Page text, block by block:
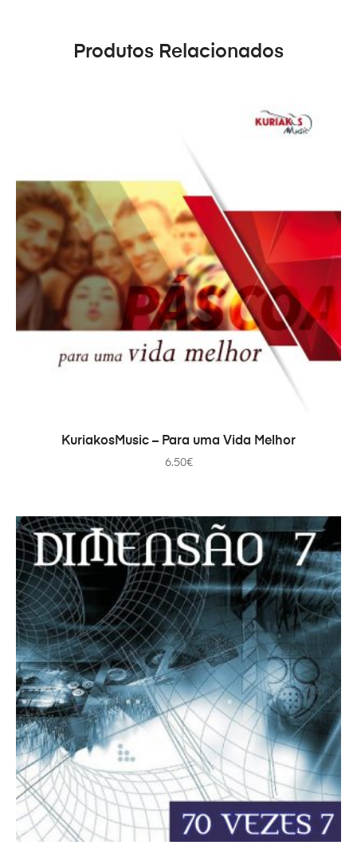
Produtos Relacionados
ADICIONAR
KuriakosMusic – Para uma Vida Melhor
6.50€